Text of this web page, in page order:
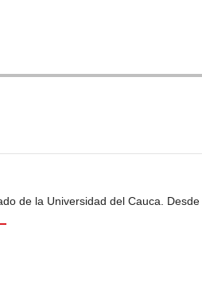
de la Universidad del Cauca.